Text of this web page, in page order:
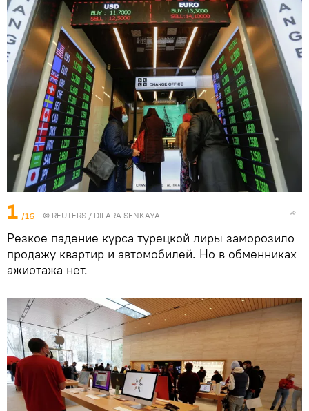
1 /16 © REUTERS / DILARA SENKAYA
Резкое падение курса турецкой лиры заморозило
продажу квартир и автомобилей. Но в обменниках
ажиотажа нет.